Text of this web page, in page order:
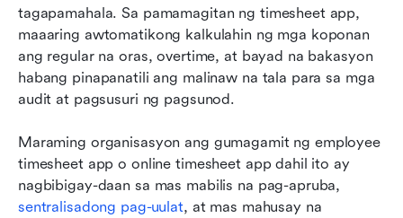
tagapamahala. Sa pamamagitan ng timesheet app,
maaaring awtomatikong kalkulahin ng mga koponan
ang regular na oras, overtime, at bayad na bakasyon
habang pinapanatili ang malinaw na tala para sa mga
audit at pagsusuri ng pagsunod.
Maraming organisasyon ang gumagamit ng employee
timesheet app o online timesheet app dahil ito ay
sentralisadong pag-uulat, at mas mahusay na